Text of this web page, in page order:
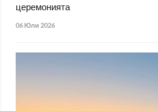
церемонията
06 Юли 2026